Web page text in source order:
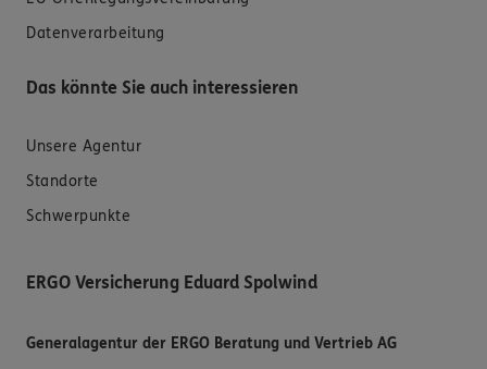
Datenverarbeitung
Das könnte Sie auch interessieren
Unsere Agentur
Standorte
Schwerpunkte
ERGO Versicherung Eduard Spolwind
Generalagentur der ERGO Beratung und Vertrieb AG